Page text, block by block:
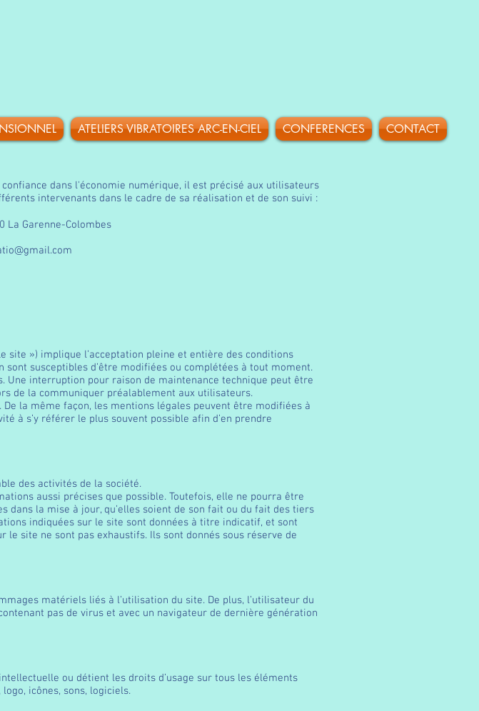
dans l'économie numérique, il est précisé aux utilisateurs
intervenants dans le cadre de sa réalisation et de son suivi :
La Garenne-Colombes
site ») implique l’acceptation pleine et entière des conditions
susceptibles d’être modifiées ou complétées à tout moment.
interruption pour raison de maintenance technique peut être
de la communiquer préalablement aux utilisateurs.
la même façon, les mentions légales peuvent être modifiées à
à s’y référer le plus souvent possible afin d’en prendre
des activités de la société.
aussi précises que possible. Toutefois, elle ne pourra être
dans la mise à jour, qu’elles soient de son fait ou du fait des tiers
indiquées sur le site sont données à titre indicatif, et sont
site ne sont pas exhaustifs. Ils sont donnés sous réserve de
matériels liés à l’utilisation du site. De plus, l’utilisateur du
pas de virus et avec un navigateur de dernière génération
ou détient les droits d’usage sur tous les éléments
icônes, sons, logiciels.
ATELIERS VIBRATOIRES ARC-EN-CIEL CONFERENCES CONTACT